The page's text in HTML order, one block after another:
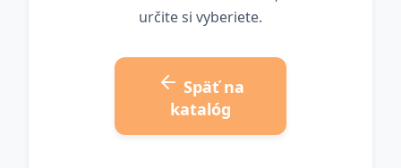
určite si vyberiete.
Späť na
katalóg